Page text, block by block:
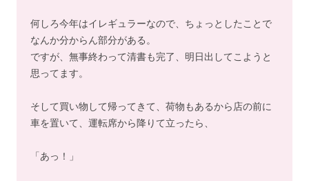
何しろ今年はイレギュラーなので、ちょっとしたことで
なんか分からん部分がある。
ですが、無事終わって清書も完了、明日出してこようと
思ってます。
そして買い物して帰ってきて、荷物もあるから店の前に
車を置いて、運転席から降りて立ったら、
「あっ！」